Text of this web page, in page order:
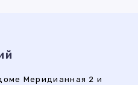
Меридианная 2 и